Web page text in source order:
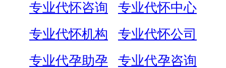
专业代怀咨询
专业代怀中心
专业代怀机构
专业代怀公司
专业代孕助孕
专业代孕咨询